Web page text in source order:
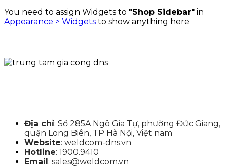
You need to assign Widgets to "Shop Sidebar" in
Appearance > Widgets to show anything here
Địa chỉ: Số 285A Ngô Gia Tự, phường Đức Giang,
quận Long Biên, TP Hà Nội, Việt nam
Website: weldcom-dns.vn
Hotline: 1900.9410
Email: sales@weldcom.vn